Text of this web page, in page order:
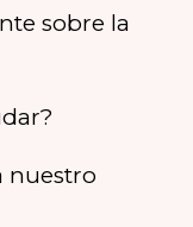
sobre la
nuestro